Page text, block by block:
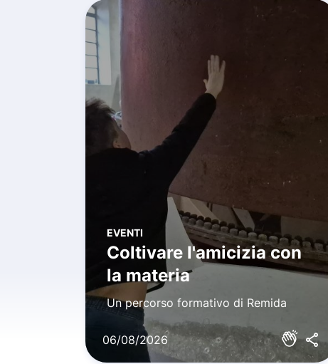
EVENTI
Coltivare l'amicizia con
la materia
Un percorso formativo di Remida
06/08/2026